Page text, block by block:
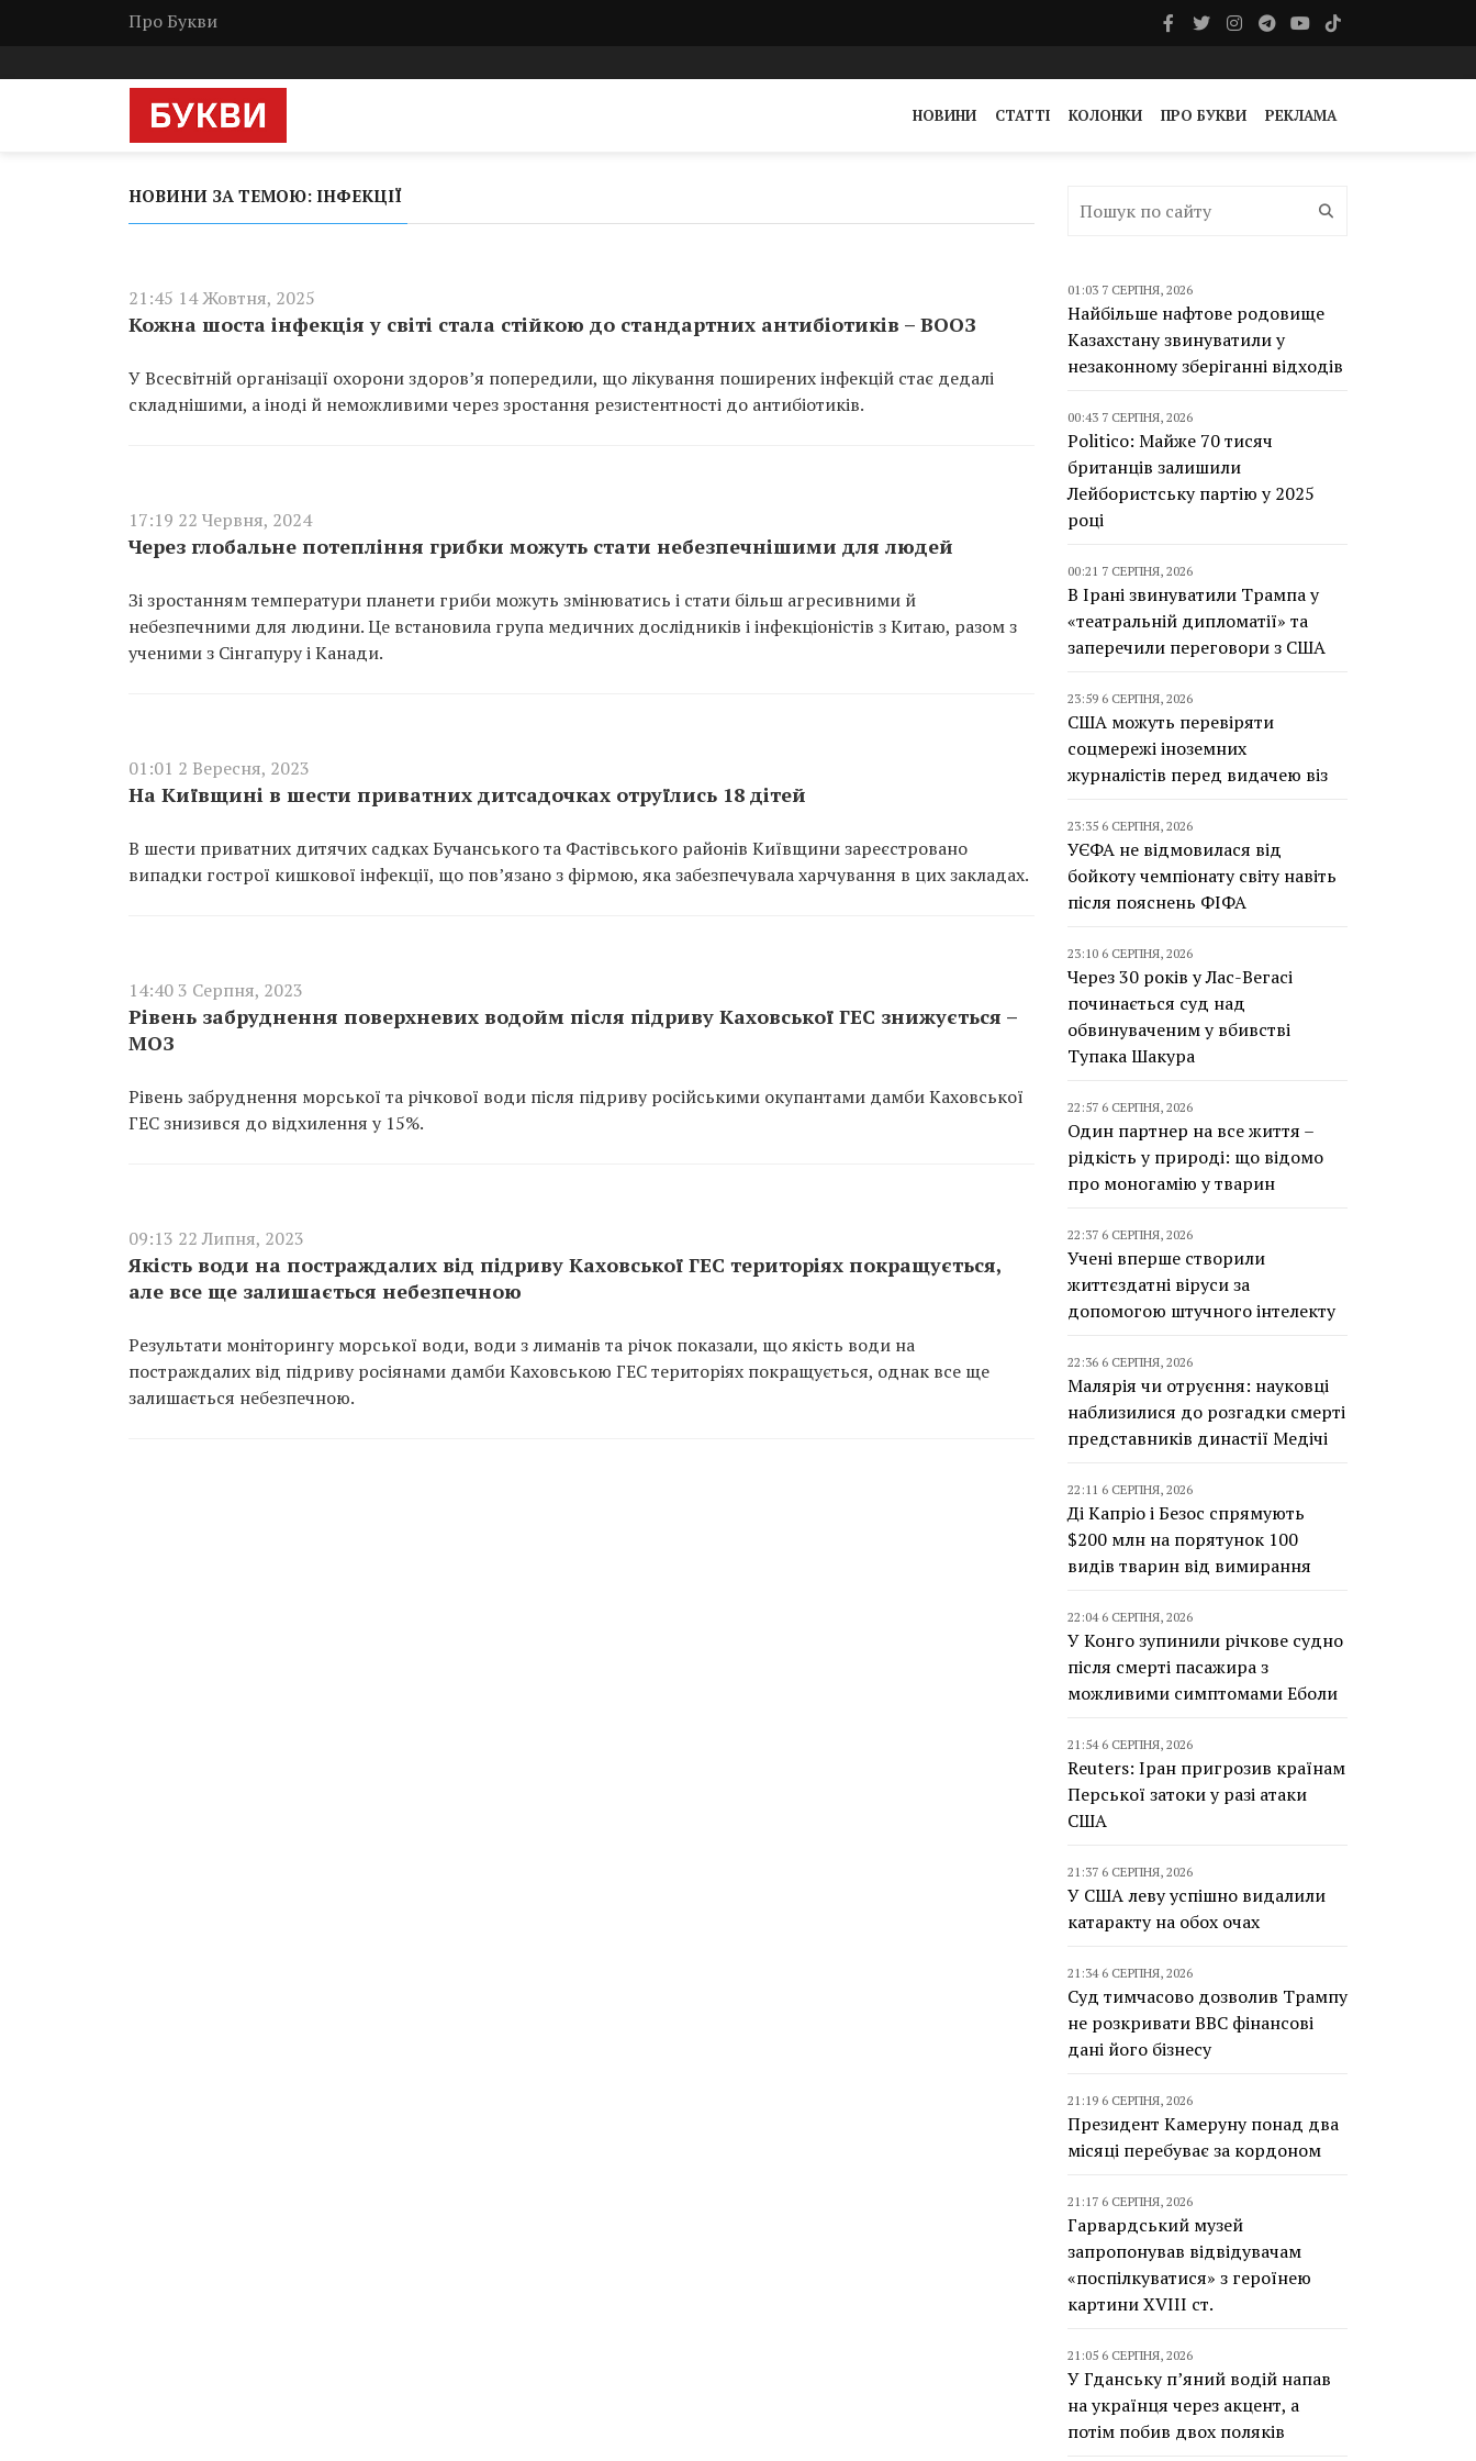
Про Букви
НОВИНИ СТАТТІ КОЛОНКИ ПРО БУКВИ РЕКЛАМА
НОВИНИ ЗА ТЕМОЮ: ІНФЕКЦІЇ
21:45 14 Жовтня, 2025
Кожна шоста інфекція у світі стала стійкою до стандартних антибіотиків – ВООЗ
У Всесвітній організації охорони здоров’я попередили, що лікування поширених інфекцій стає дедалі
складнішими, а іноді й неможливими через зростання резистентності до антибіотиків.
17:19 22 Червня, 2024
Через глобальне потепління грибки можуть стати небезпечнішими для людей
Зі зростанням температури планети гриби можуть змінюватись і стати більш агресивними й
небезпечними для людини. Це встановила група медичних дослідників і інфекціоністів з Китаю, разом з
ученими з Сінгапуру і Канади.
01:01 2 Вересня, 2023
На Київщині в шести приватних дитсадочках отруїлись 18 дітей
В шести приватних дитячих садках Бучанського та Фастівського районів Київщини зареєстровано
випадки гострої кишкової інфекції, що пов’язано з фірмою, яка забезпечувала харчування в цих закладах.
14:40 3 Серпня, 2023
Рівень забруднення поверхневих водойм після підриву Каховської ГЕС знижується –
МОЗ
Рівень забруднення морської та річкової води після підриву російськими окупантами дамби Каховської
ГЕС знизився до відхилення у 15%.
09:13 22 Липня, 2023
Якість води на постраждалих від підриву Каховської ГЕС територіях покращується,
але все ще залишається небезпечною
Результати моніторингу морської води, води з лиманів та річок показали, що якість води на
постраждалих від підриву росіянами дамби Каховською ГЕС територіях покращується, однак все ще
залишається небезпечною.
01:03 7 СЕРПНЯ, 2026
Найбільше нафтове родовище
Казахстану звинуватили у
незаконному зберіганні відходів
00:43 7 СЕРПНЯ, 2026
Politico: Майже 70 тисяч
британців залишили
Лейбористську партію у 2025
році
00:21 7 СЕРПНЯ, 2026
В Ірані звинуватили Трампа у
«театральній дипломатії» та
заперечили переговори з США
23:59 6 СЕРПНЯ, 2026
США можуть перевіряти
соцмережі іноземних
журналістів перед видачею віз
23:35 6 СЕРПНЯ, 2026
УЄФА не відмовилася від
бойкоту чемпіонату світу навіть
після пояснень ФІФА
23:10 6 СЕРПНЯ, 2026
Через 30 років у Лас-Вегасі
починається суд над
обвинуваченим у вбивстві
Тупака Шакура
22:57 6 СЕРПНЯ, 2026
Один партнер на все життя –
рідкість у природі: що відомо
про моногамію у тварин
22:37 6 СЕРПНЯ, 2026
Учені вперше створили
життєздатні віруси за
допомогою штучного інтелекту
22:36 6 СЕРПНЯ, 2026
Малярія чи отруєння: науковці
наблизилися до розгадки смерті
представників династії Медічі
22:11 6 СЕРПНЯ, 2026
Ді Капріо і Безос спрямують
$200 млн на порятунок 100
видів тварин від вимирання
22:04 6 СЕРПНЯ, 2026
У Конго зупинили річкове судно
після смерті пасажира з
можливими симптомами Еболи
21:54 6 СЕРПНЯ, 2026
Reuters: Іран пригрозив країнам
Перської затоки у разі атаки
США
21:37 6 СЕРПНЯ, 2026
У США леву успішно видалили
катаракту на обох очах
21:34 6 СЕРПНЯ, 2026
Суд тимчасово дозволив Трампу
не розкривати BBC фінансові
дані його бізнесу
21:19 6 СЕРПНЯ, 2026
Президент Камеруну понад два
місяці перебуває за кордоном
21:17 6 СЕРПНЯ, 2026
Гарвардський музей
запропонував відвідувачам
«поспілкуватися» з героїнею
картини XVIII ст.
21:05 6 СЕРПНЯ, 2026
У Гданську п’яний водій напав
на українця через акцент, а
потім побив двох поляків